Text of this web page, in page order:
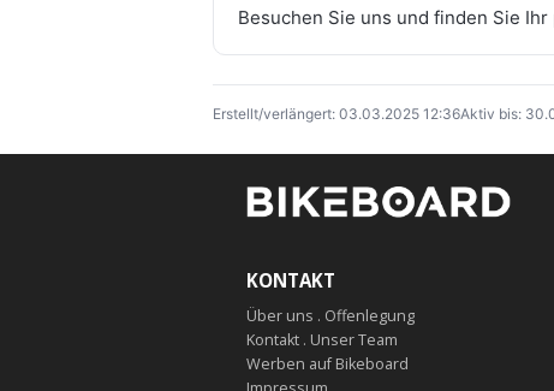
Besuchen Sie uns und finden Sie
Erstellt/verlängert: 03.03.2025 12:36Aktiv bis:
KONTAKT
Über uns . Offenlegung
Kontakt . Unser Team
Werben auf Bikeboard